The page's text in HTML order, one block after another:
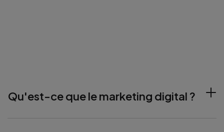
Qu'est-ce que le marketing digital ?